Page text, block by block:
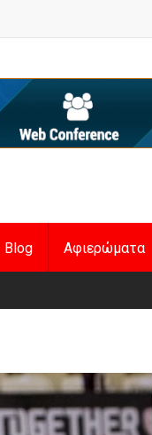
Blog Αφιερώματα